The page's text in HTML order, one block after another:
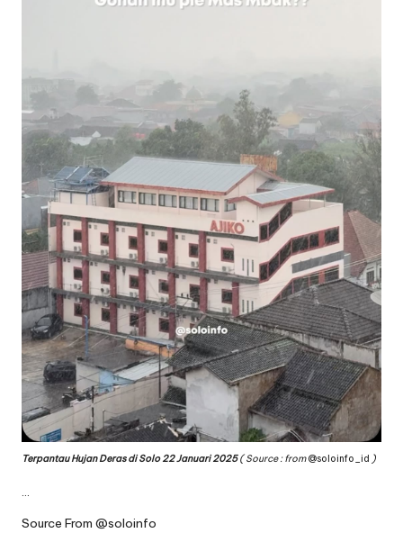
Terpantau Hujan Deras di Solo 22 Januari 2025 ( Source : from@soloinfo_id )
…
Source From @soloinfo